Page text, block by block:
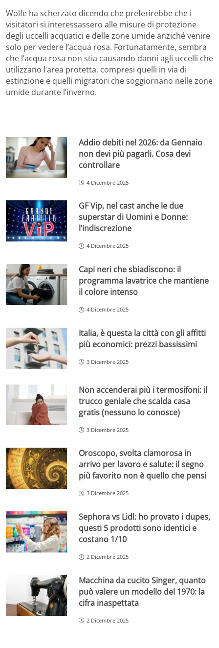
Wolfe ha scherzato dicendo che preferirebbe che i
visitatori si interessassero alle misure di protezione
degli uccelli acquatici e delle zone umide anziché venire
solo per vedere l’acqua rosa. Fortunatamente, sembra
che l’acqua rosa non stia causando danni agli uccelli che
utilizzano l’area protetta, compresi quelli in via di
estinzione e quelli migratori che soggiornano nelle zone
umide durante l’inverno.
Addio debiti nel 2026: da Gennaio
non devi più pagarli. Cosa devi
controllare
4 Dicembre 2025
GF Vip, nel cast anche le due
superstar di Uomini e Donne:
l’indiscrezione
4 Dicembre 2025
Capi neri che sbiadiscono: il
programma lavatrice che mantiene
il colore intenso
4 Dicembre 2025
Italia, è questa la città con gli affitti
più economici: prezzi bassissimi
3 Dicembre 2025
Non accenderai più i termosifoni: il
trucco geniale che scalda casa
gratis (nessuno lo conosce)
3 Dicembre 2025
Oroscopo, svolta clamorosa in
arrivo per lavoro e salute: il segno
più favorito non è quello che pensi
3 Dicembre 2025
Sephora vs Lidl: ho provato i dupes,
questi 5 prodotti sono identici e
costano 1/10
2 Dicembre 2025
Macchina da cucito Singer, quanto
può valere un modello del 1970: la
cifra inaspettata
2 Dicembre 2025